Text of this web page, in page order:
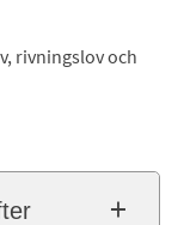
rivningslov och